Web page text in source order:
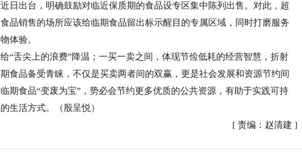
日出台，明确鼓励对临近保质期的食品设专区集中陈列出售。对此，超
品销售的场所应该给临期食品留出标示醒目的专属区域，同时打磨服务
体验。
舌尖上的浪费”降温；一买一卖之间，体现节俭低耗的经营智慧，折射
食品备受青睐，不仅是买卖两者间的双赢，更是社会发展和资源节约间
期食品“变废为宝”，势必会节约更多优质的公共资源，有助于实践可持
生活方式。（殷呈悦）
[ 责编：赵清建 ]